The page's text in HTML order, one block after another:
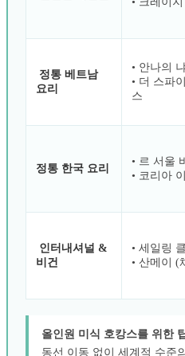
정통 베트남
요리
• 안나의
• 더 스파
스
정통 한국 요리
• 르 서울
• 코리아
인터내셔널 &
비건
• 세일링
• 산메이 (
올인원 미식 호캉스를 위한
동선 이동 없이 세계적 수준